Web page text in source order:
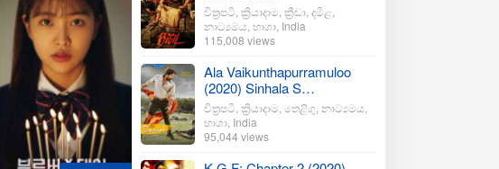
චිත්‍රපටි ක්‍රියාදාම ක්‍රීඩා දමිළ
නාට්‍යමය භාශා India
115,008 views
Ala Vaikunthapurramuloo
(2020) Sinhala S…
චිත්‍රපටි ක්‍රියාදාම තෙළිගු නාට්‍යමය
භාශා India
95,044 views